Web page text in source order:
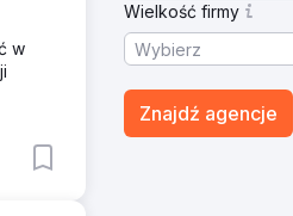
w
Wielkość firmy
Wybierz
Znajdź agencje